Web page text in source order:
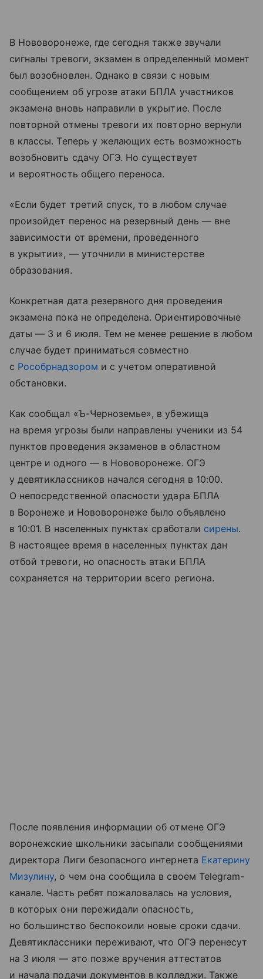
В Нововоронеже, где сегодня также звучали
сигналы тревоги, экзамен в определенный момент
был возобновлен. Однако в связи с новым
сообщением об угрозе атаки БПЛА участников
экзамена вновь направили в укрытие. После
повторной отмены тревоги их повторно вернули
в классы. Теперь у желающих есть возможность
возобновить сдачу ОГЭ. Но существует
и вероятность общего переноса.
«Если будет третий спуск, то в любом случае
произойдет перенос на резервный день — вне
зависимости от времени, проведенного
в укрытии», — уточнили в министерстве
образования.
Конкретная дата резервного дня проведения
экзамена пока не определена. Ориентировочные
даты — 3 и 6 июля. Тем не менее решение в любом
случае будет приниматься совместно
с Рособрнадзором и с учетом оперативной
обстановки.
Как сообщал «Ъ-Черноземье», в убежища
на время угрозы были направлены ученики из 54
пунктов проведения экзаменов в областном
центре и одного — в Нововоронеже. ОГЭ
у девятиклассников начался сегодня в 10:00.
О непосредственной опасности удара БПЛА
в Воронеже и Нововоронеже было объявлено
в 10:01. В населенных пунктах сработали сирены.
В настоящее время в населенных пунктах дан
отбой тревоги, но опасность атаки БПЛА
сохраняется на территории всего региона.
После появления информации об отмене ОГЭ
воронежские школьники засыпали сообщениями
директора Лиги безопасного интернета Екатерину
Мизулину, о чем она сообщила в своем Telegram-
канале. Часть ребят пожаловалась на условия,
в которых они пережидали опасность,
но большинство беспокоили новые сроки сдачи.
Девятиклассники переживают, что ОГЭ перенесут
на 3 июля — это позже вручения аттестатов
и начала подачи документов в колледжи. Также